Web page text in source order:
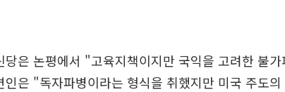
당은 논평에서 "고육지책이지만 국익을 고려한 불
인은 "독자파병이라는 형식을 취했지만 미국 주도